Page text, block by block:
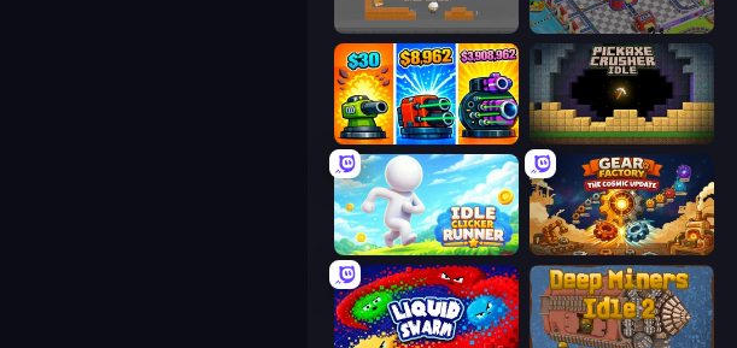
Construction Idle Oil Mining 3D: Petrol Factory
Pumpkin Defense: Merge Cannon Pickaxe Crusher Idle
Idle Clicker Runner Gear Factory